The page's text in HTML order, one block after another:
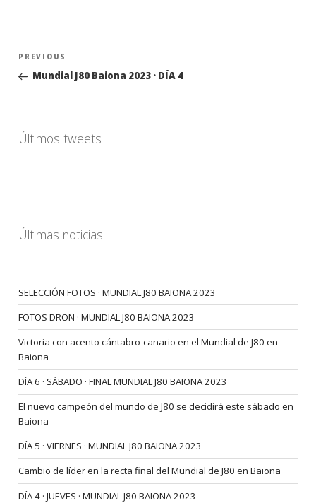
Navegación
entradas
Previous
Post
PREVIOUS
Mundial J80 Baiona 2023 · DÍA 4
Últimos tweets
Últimas noticias
SELECCIÓN FOTOS · MUNDIAL J80 BAIONA 2023
FOTOS DRON · MUNDIAL J80 BAIONA 2023
Victoria con acento cántabro-canario en el Mundial de J80 en
Baiona
DÍA 6 · SÁBADO · FINAL MUNDIAL J80 BAIONA 2023
El nuevo campeón del mundo de J80 se decidirá este sábado en
Baiona
DÍA 5 · VIERNES · MUNDIAL J80 BAIONA 2023
Cambio de líder en la recta final del Mundial de J80 en Baiona
DÍA 4 · JUEVES · MUNDIAL J80 BAIONA 2023